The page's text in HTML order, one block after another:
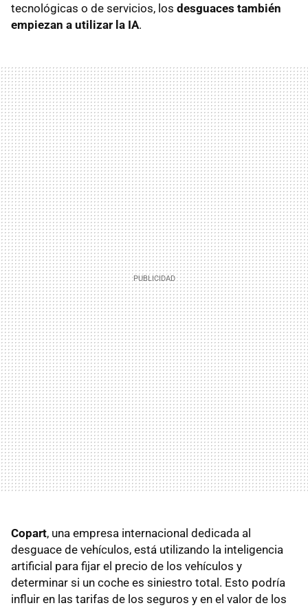
tecnológicas o de servicios, los desguaces también
empiezan a utilizar la IA.
Copart, una empresa internacional dedicada al
desguace de vehículos, está utilizando la inteligencia
artificial para fijar el precio de los vehículos y
determinar si un coche es siniestro total. Esto podría
influir en las tarifas de los seguros y en el valor de los